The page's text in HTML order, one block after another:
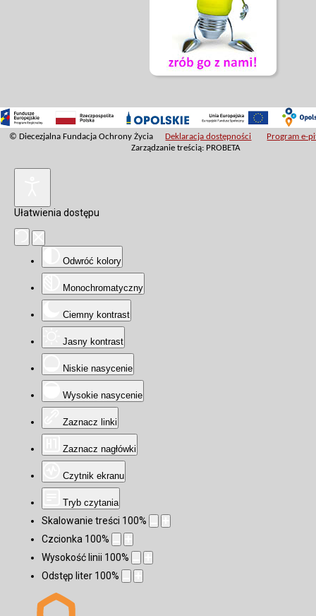
© Diecezjalna Fundacja Ochrony Życia Deklaracja dostępności
Program e-
Zarządzanie treścią: PROBETA
Ułatwienia dostępu
Odwróć kolory
Monochromatyczny
Ciemny kontrast
Jasny kontrast
Niskie nasycenie
Wysokie nasycenie
Zaznacz linki
Zaznacz nagłówki
Czytnik ekranu
Tryb czytania
Skalowanie treści 100%
Czcionka 100%
Wysokość linii 100%
Odstęp liter 100%